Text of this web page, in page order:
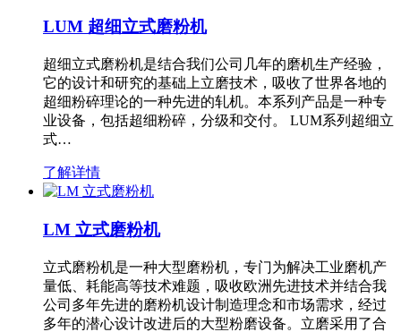
LUM 超细立式磨粉机
超细立式磨粉机是结合我们公司几年的磨机生产经验，
它的设计和研究的基础上立磨技术，吸收了世界各地的
超细粉碎理论的一种先进的轧机。本系列产品是一种专
业设备，包括超细粉碎，分级和交付。 LUM系列超细立
式…
了解详情
LM 立式磨粉机
立式磨粉机是一种大型磨粉机，专门为解决工业磨机产
量低、耗能高等技术难题，吸收欧洲先进技术并结合我
公司多年先进的磨粉机设计制造理念和市场需求，经过
多年的潜心设计改进后的大型粉磨设备。立磨采用了合